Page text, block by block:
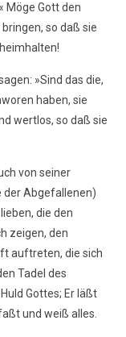
Möge Gott den
so daß sie
»Sind das die,
haben, sie
wertlos, so daß sie
von seiner
der Abgefallenen)
die den
zeigen, den
auftreten, die sich
Tadel des
Gottes; Er läßt
und weiß alles.